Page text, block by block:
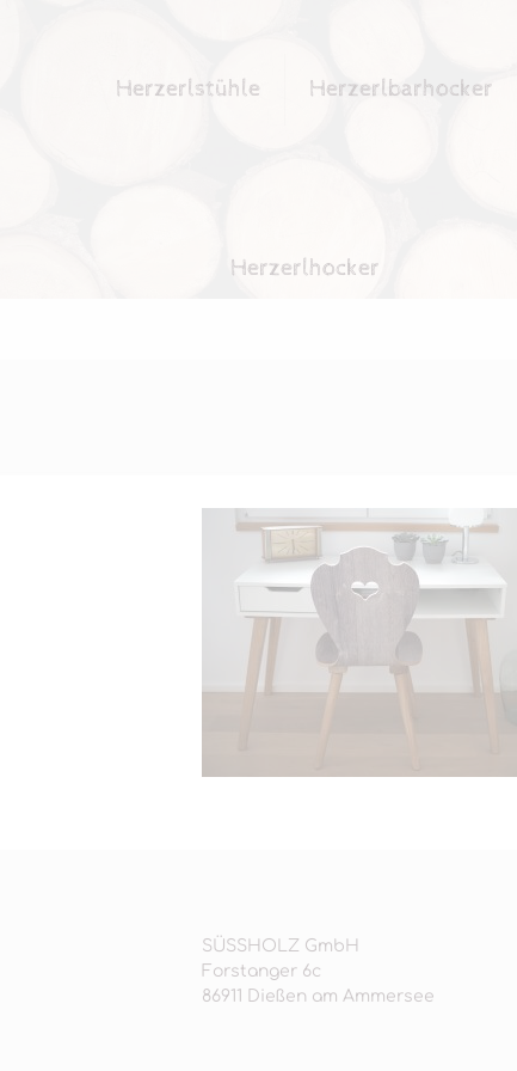
Herzerlstühle Herzerlbarhocker
Herzerlhocker
SÜSSHOLZ GmbH
Forstanger 6c
86911 Dießen am Ammersee